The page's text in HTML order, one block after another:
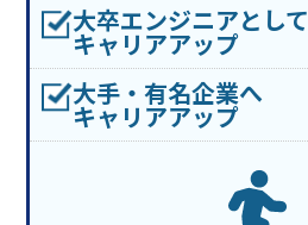
大卒エンジニアとして
キャリアアップ
大手・有名企業へ
キャリアアップ